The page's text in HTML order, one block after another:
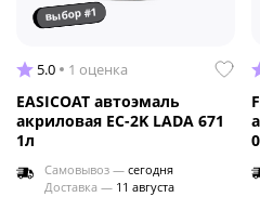
выбор #1
5.0 1 оценка
EASICOAT автоэмаль
акриловая EC-2K LADA 671
1л
Самовывоз — сегодня
Доставка — 11 августа